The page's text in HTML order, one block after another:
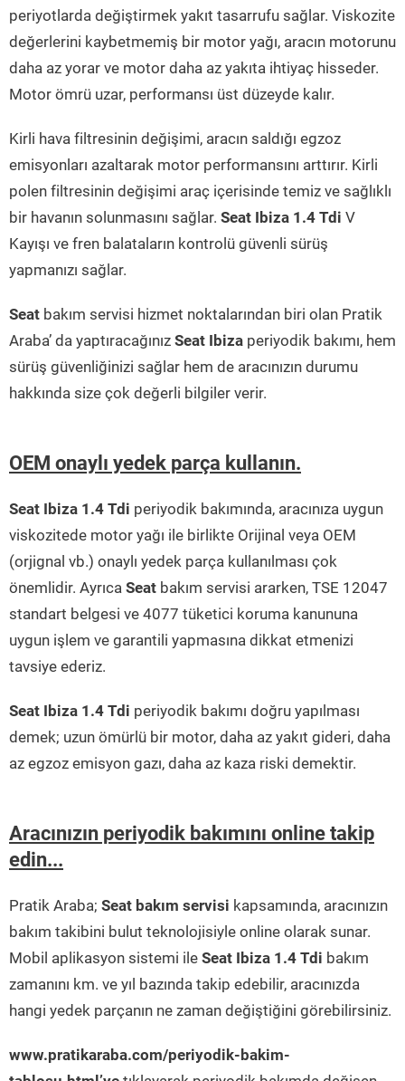
periyotlarda değiştirmek yakıt tasarrufu sağlar. Viskozite
değerlerini kaybetmemiş bir motor yağı, aracın motorunu
daha az yorar ve motor daha az yakıta ihtiyaç hisseder.
Motor ömrü uzar, performansı üst düzeyde kalır.
Kirli hava filtresinin değişimi, aracın saldığı egzoz
emisyonları azaltarak motor performansını arttırır. Kirli
polen filtresinin değişimi araç içerisinde temiz ve sağlıklı
bir havanın solunmasını sağlar. Seat Ibiza 1.4 Tdi V
Kayışı ve fren balataların kontrolü güvenli sürüş
yapmanızı sağlar.
Seat bakım servisi hizmet noktalarından biri olan Pratik
Araba’ da yaptıracağınız Seat Ibiza periyodik bakımı, hem
sürüş güvenliğinizi sağlar hem de aracınızın durumu
hakkında size çok değerli bilgiler verir.
OEM onaylı yedek parça kullanın.
Seat Ibiza 1.4 Tdi periyodik bakımında, aracınıza uygun
viskozitede motor yağı ile birlikte Orijinal veya OEM
(orjignal vb.) onaylı yedek parça kullanılması çok
önemlidir. Ayrıca Seat bakım servisi ararken, TSE 12047
standart belgesi ve 4077 tüketici koruma kanununa
uygun işlem ve garantili yapmasına dikkat etmenizi
tavsiye ederiz.
Seat Ibiza 1.4 Tdi periyodik bakımı doğru yapılması
demek; uzun ömürlü bir motor, daha az yakıt gideri, daha
az egzoz emisyon gazı, daha az kaza riski demektir.
Aracınızın periyodik bakımını online takip
edin...
Pratik Araba; Seat bakım servisi kapsamında, aracınızın
bakım takibini bulut teknolojisiyle online olarak sunar.
Mobil aplikasyon sistemi ile Seat Ibiza 1.4 Tdi bakım
zamanını km. ve yıl bazında takip edebilir, aracınızda
hangi yedek parçanın ne zaman değiştiğini görebilirsiniz.
www.pratikaraba.com/periyodik-bakim-